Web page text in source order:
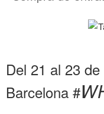
Del 21 al 23
Barcelona #